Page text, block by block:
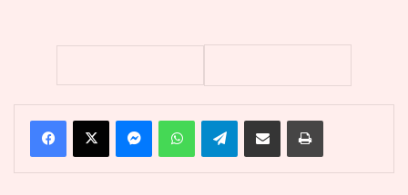
FacebookX MessengerWhatsAppTelegramPartager par email Imprimer